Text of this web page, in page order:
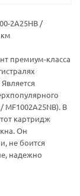
2A25HB /
премиум-класса
MF1002A25NB). В
картридж
Он
не боится
надежно